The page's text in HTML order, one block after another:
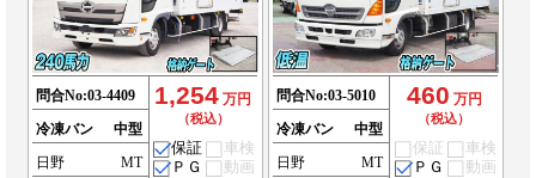
問合No:03-4409
冷凍バン
中型
日野
MT
1,254 万円
（税込）
保証
車検
ＰＧ
動画
問合No:03-5010
冷凍バン
中型
日野
MT
460 万円
（税込）
保証
車検
ＰＧ
動画